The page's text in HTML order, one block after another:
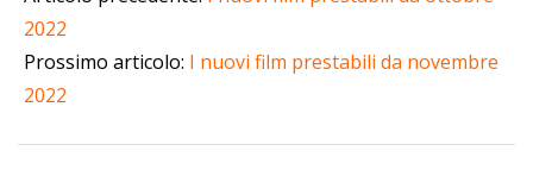
28
2022
Prossimo articolo: I nuovi film prestabili da novembre
2022